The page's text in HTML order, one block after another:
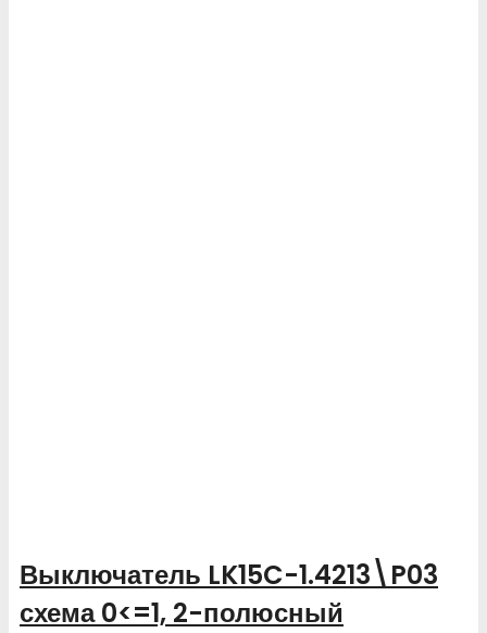
Выключатель LK15C-1.4213\P03
схема 0<=1, 2-полюсный